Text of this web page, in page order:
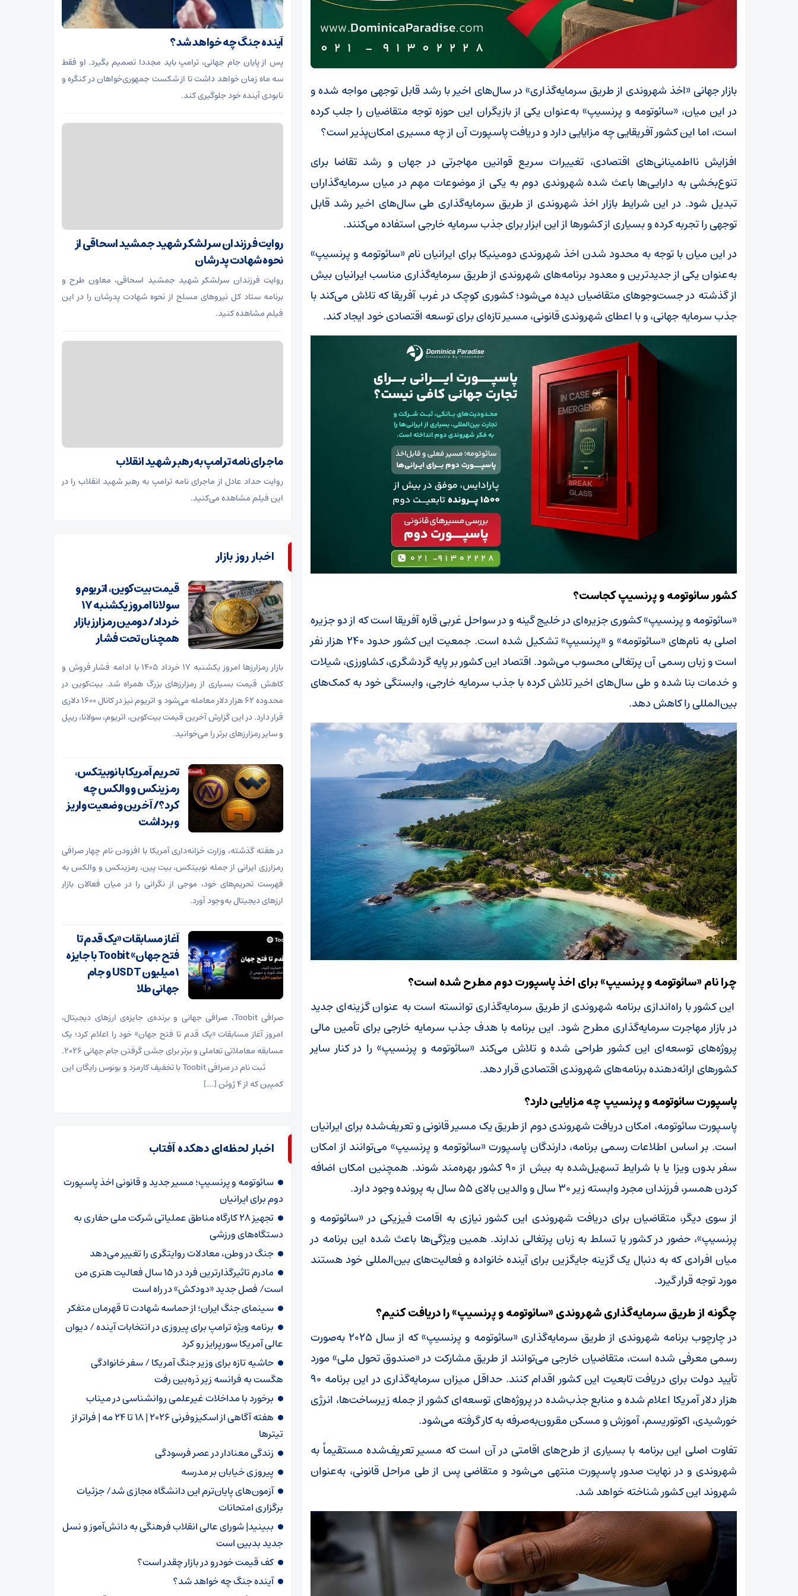
بازار جهانی «اخذ شهروندی از طریق سرمایه‌گذاری» در سال‌های اخیر با رشد قابل توجهی مواجه شده و
در این میان، «سائوتومه و پرنسیپ» به‌عنوان یکی از بازیگران این حوزه توجه متقاضیان را جلب کرده
است، اما این کشور آفریقایی چه مزایایی دارد و دریافت پاسپورت آن از چه مسیری امکان‌پذیر است؟
افزایش نااطمینانی‌های اقتصادی، تغییرات سریع قوانین مهاجرتی در جهان و رشد تقاضا برای
تنوع‌بخشی به دارایی‌ها باعث شده شهروندی دوم به یکی از موضوعات مهم در میان سرمایه‌گذاران
تبدیل شود. در این شرایط بازار اخذ شهروندی از طریق سرمایه‌گذاری طی سال‌های اخیر رشد قابل
توجهی را تجربه کرده و بسیاری از کشورها از این ابزار برای جذب سرمایه خارجی استفاده می‌کنند.
در این میان با توجه به محدود شدن اخذ شهروندی دومینیکا برای ایرانیان نام «سائوتومه و پرنسیپ»
به‌عنوان یکی از جدیدترین و معدود برنامه‌های شهروندی از طریق سرمایه‌گذاری مناسب ایرانیان بیش
از گذشته در جست‌وجوهای متقاضیان دیده می‌شود؛ کشوری کوچک در غرب آفریقا که تلاش می‌کند با
جذب سرمایه جهانی، و با اعطای شهروندی قانونی، مسیر تازه‌ای برای توسعه اقتصادی خود ایجاد کند.
کشور سائوتومه و پرنسیپ کجاست؟
«سائوتومه و پرنسیپ» کشوری جزیره‌ای در خلیج گینه و در سواحل غربی قاره آفریقا است که از دو جزیره
اصلی به نام‌های «سائوتومه» و «پرنسیپ» تشکیل شده است. جمعیت این کشور حدود ۲۴۰ هزار نفر
است و زبان رسمی آن پرتغالی محسوب می‌شود. اقتصاد این کشور بر پایه گردشگری، کشاورزی، شیلات
و خدمات بنا شده و طی سال‌های اخیر تلاش کرده با جذب سرمایه خارجی، وابستگی خود به کمک‌های
بین‌المللی را کاهش دهد.
چرا نام «سائوتومه و پرنسیپ» برای اخذ پاسپورت دوم مطرح شده است؟
این کشور با راه‌اندازی برنامه شهروندی از طریق سرمایه‌گذاری توانسته است به عنوان گزینه‌ای جدید
در بازار مهاجرت سرمایه‌گذاری مطرح شود. این برنامه با هدف جذب سرمایه خارجی برای تأمین مالی
پروژه‌های توسعه‌ای این کشور طراحی شده و تلاش می‌کند «سائوتومه و پرنسیپ» را در کنار سایر
کشورهای ارائه‌دهنده برنامه‌های شهروندی اقتصادی قرار دهد.
پاسپورت سائوتومه و پرنسیپ چه مزایایی دارد؟
پاسپورت سائوتومه، امکان دریافت شهروندی دوم از طریق یک مسیر قانونی و تعریف‌شده برای ایرانیان
است. بر اساس اطلاعات رسمی برنامه، دارندگان پاسپورت «سائوتومه و پرنسیپ» می‌توانند از امکان
سفر بدون ویزا یا با شرایط تسهیل‌شده به بیش از ۹۰ کشور بهره‌مند شوند. همچنین امکان اضافه
کردن همسر، فرزندان مجرد وابسته زیر ۳۰ سال و والدین بالای ۵۵ سال به پرونده وجود دارد.
از سوی دیگر، متقاضیان برای دریافت شهروندی این کشور نیازی به اقامت فیزیکی در «سائوتومه و
پرنسیپ»، حضور در کشور یا تسلط به زبان پرتغالی ندارند. همین ویژگی‌ها باعث شده این برنامه در
میان افرادی که به دنبال یک گزینه جایگزین برای آینده خانواده و فعالیت‌های بین‌المللی خود هستند
مورد توجه قرار گیرد.
چگونه از طریق سرمایه‌گذاری شهروندی «سائوتومه و پرنسیپ» را دریافت کنیم؟
در چارچوب برنامه شهروندی از طریق سرمایه‌گذاری «سائوتومه و پرنسیپ» که از سال ۲۰۲۵ به‌صورت
رسمی معرفی شده است، متقاضیان خارجی می‌توانند از طریق مشارکت در «صندوق تحول ملی» مورد
تأیید دولت برای دریافت تابعیت این کشور اقدام کنند. حداقل میزان سرمایه‌گذاری در این برنامه ۹۰
هزار دلار آمریکا اعلام شده و منابع جذب‌شده در پروژه‌های توسعه‌ای کشور از جمله زیرساخت‌ها، انرژی
خورشیدی، اکوتوریسم، آموزش و مسکن مقرون‌به‌صرفه به کار گرفته می‌شود.
تفاوت اصلی این برنامه با بسیاری از طرح‌های اقامتی در آن است که مسیر تعریف‌شده مستقیماً به
شهروندی و در نهایت صدور پاسپورت منتهی می‌شود و متقاضی پس از طی مراحل قانونی، به‌عنوان
شهروند این کشور شناخته خواهد شد.
آینده جنگ چه خواهد شد؟
پس از پایان جام جهانی، ترامپ باید مجددا تصمیم بگیرد. او فقط
سه ماه زمان خواهد داشت تا از شکست جمهوری‌خواهان در کنگره و
نابودی آینده خود جلوگیری کند.
روایت فرزندان سرلشکر شهید جمشید اسحاقی از
نحوه شهادت پدرشان
روایت فرزندان سرلشکر شهید جمشید اسحاقی، معاون طرح و
برنامه ستاد کل نیروهای مسلح از نحوه شهادت پدرشان را در این
فیلم مشاهده کنید.
ماجرای نامه ترامپ به رهبر شهید انقلاب
روایت حداد عادل از ماجرای نامه ترامپ به رهبر شهید انقلاب را در
این فیلم مشاهده می‌کنید.
اخبار روز بازار
قیمت بیت‌کوین، اتریوم و
سولانا امروز یکشنبه ۱۷
خرداد/ دومین رمزارز بازار
همچنان تحت فشار
بازار رمزارزها امروز یکشنبه ۱۷ خرداد ۱۴۰۵ با ادامه فشار فروش و
کاهش قیمت بسیاری از رمزارزهای بزرگ همراه شد. بیت‌کوین در
محدوده ۶۲ هزار دلار معامله می‌شود و اتریوم نیز در کانال ۱۶۰۰ دلاری
قرار دارد. در این گزارش آخرین قیمت بیت‌کوین، اتریوم، سولانا، ریپل
و سایر رمزارزهای برتر را می‌خوانید.
تحریم آمریکا با نوبیتکس،
رمزینکس و والکس چه
کرد؟/ آخرین وضعیت واریز
و برداشت
در هفته گذشته، وزارت خزانه‌داری آمریکا با افزودن نام چهار صرافی
رمزارزی ایرانی از جمله نوبیتکس، بیت پین، رمزینکس و والکس به
فهرست تحریم‌های خود، موجی از نگرانی را در میان فعالان بازار
ارزهای دیجیتال به‌وجود آورد.
آغاز مسابقات «یک قدم تا
فتح جهان» Toobit با جایزه
۱ میلیون USDT و جام
جهانی طلا
صرافی Toobit، صرافی جهانی و برنده‌ی جایزه‌ی ارز‌های دیجیتال،
امروز آغاز مسابقات «یک قدم تا فتح جهان» خود را اعلام کرد؛ یک
مسابقه معاملاتی تعاملی و برتر برای جشن گرفتن جام جهانی ۲۰۲۶.
ثبت نام در صرافی Toobit با تخفیف کارمزد و بونوس رایگان این
کمپین که از ۴ ژوئن […]
اخبار لحظه‌ای دهکده آفتاب
سائوتومه و پرنسیپ؛ مسیر جدید و قانونی اخذ پاسپورت
دوم برای ایرانیان
تجهیز ۲۸ کارگاه مناطق عملیاتی شرکت ملی حفاری به
دستگاه‌های ورزشی
جنگ در وطن، معادلات روایتگری را تغییر می‌دهد
مادرم تاثیرگذارترین فرد در ۱۵ سال فعالیت هنری من
است/ فصل جدید «دودکش» در راه است
سینمای جنگ ایران؛ از حماسه شهادت تا قهرمان متفکر
برنامه ویژه ترامپ برای پیروزی در انتخابات آینده / دیوان
عالی آمریکا سورپرایز رو کرد
حاشیه تازه برای وزیر جنگ آمریکا / سفر خانوادگی
هگست به فرانسه زیر ذره‌بین رفت
برخورد با مداخلات غیرعلمی روانشناسی در میناب
هفته آگاهی از اسکیزوفرنی ۲۰۲۶ | ۱۸ تا ۲۴ مه | فراتر از
تیترها
زندگی معنادار در عصر فرسودگی
پیروزی خیابان بر مدرسه
آزمون‌های پایان‌ترم این دانشگاه مجازی شد/ جزئیات
برگزاری امتحانات
ببینید| شورای عالی انقلاب فرهنگی به دانش‌آموز و نسل
جدید بدبین است
کف قیمت خودرو در بازار چقدر است؟
آینده جنگ چه خواهد شد؟